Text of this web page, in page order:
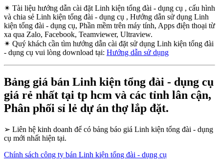
✴ Tài liệu hướng dẫn cài đặt Linh kiện tổng đài - dụng cụ , cấu hình
và chia sẻ Linh kiện tổng đài - dụng cụ , Hướng dẫn sử dụng Linh
kiện tổng đài - dụng cụ, Phần mềm trên máy tính, Apps điện thoại từ
xa qua Zalo, Facebook, Teamviewer, Ultraview.
✴ Quý khách cần tìm hướng dẫn cài đặt sử dụng Linh kiện tổng đài
- dụng cụ vui lòng download tại: Hướng dẫn sử dụng
Bảng giá bán Linh kiện tổng đài - dụng cụ
giá rẻ nhất tại tp hcm và các tỉnh lân cận,
Phân phối sỉ lẻ dự án thợ lắp đặt.
➢ Liên hệ kinh doanh để có bảng báo giá Linh kiện tổng đài - dụng
cụ mới nhất hiện tại.
Chính sách công ty bán Linh kiện tổng đài - dụng cụ